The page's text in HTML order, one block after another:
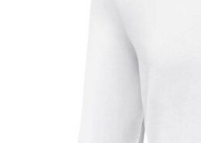
Verjaardagen
Voetbal, EK en WK